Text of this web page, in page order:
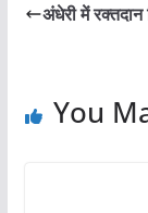
अंधेरी में
You